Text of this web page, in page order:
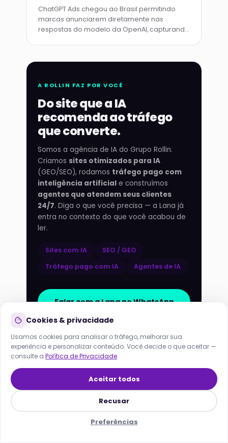
ChatGPT Ads chegou ao Brasil permitindo
marcas anunciarem diretamente nas
respostas do modelo da OpenAI, capturando
A ROLLIN FAZ POR VOCÊ
Do site que a IA
recomenda ao tráfego
que converte.
Somos a agência de IA do Grupo Rollin.
Criamos sites otimizados para IA
(GEO/SEO), rodamos tráfego pago com
inteligência artificial e construímos
agentes que atendem seus clientes
24/7. Diga o que você precisa — a Lana já
entra no contexto do que você acabou de
ler.
Sites com IA
SEO / GEO
Tráfego pago com IA
Agentes de IA
Falar com a Lana no WhatsApp
Análise grátis do meu site
Online agora · responde em segundos
Cookies & privacidade
Usamos cookies para analisar o tráfego, melhorar sua
experiência e personalizar conteúdo. Você decide o que aceitar —
consulte a Política de Privacidade.
Recusar
Preferências
Aceitar todos